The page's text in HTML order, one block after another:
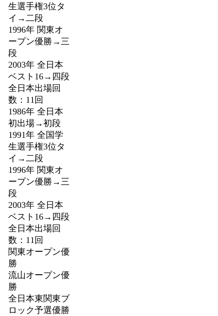
生選手権3位タ
イ→二段
1996年 関東オ
ープン優勝→三
段
2003年 全日本
ベスト16→四段
全日本出場回
数：11回
1986年 全日本
初出場→初段
1991年 全国学
生選手権3位タ
イ→二段
1996年 関東オ
ープン優勝→三
段
2003年 全日本
ベスト16→四段
全日本出場回
数：11回
関東オープン優
勝
流山オープン優
勝
全日本東関東ブ
ロック予選優勝